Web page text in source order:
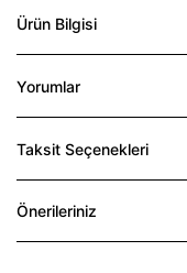
Ürün Bilgisi
Yorumlar
Taksit Seçenekleri
Önerileriniz